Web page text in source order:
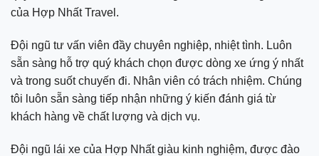
của Hợp Nhất Travel.
Đội ngũ tư vấn viên đầy chuyên nghiệp, nhiệt tình. Luôn
sẵn sàng hỗ trợ quý khách chọn được dòng xe ứng ý nhất
và trong suốt chuyến đi. Nhân viên có trách nhiệm. Chúng
tôi luôn sẵn sàng tiếp nhận những ý kiến đánh giá từ
khách hàng về chất lượng và dịch vụ.
Đội ngũ lái xe của Hợp Nhất giàu kinh nghiệm, được đào